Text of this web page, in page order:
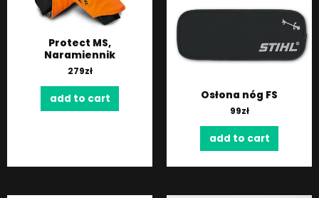
Protect MS,
Naramiennik
279zł
add to cart Osłona nóg FS
99zł
add to cart